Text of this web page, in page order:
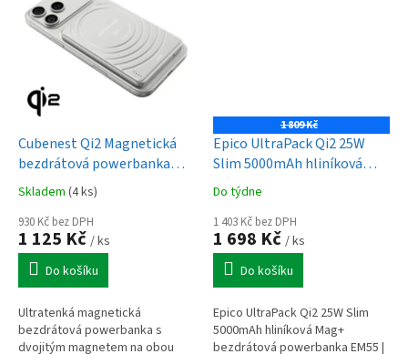
Cubenest Qi2 Magnetická
bezdrátová powerbanka
SlimDual 5000 mAh SQ1B3D
- stříbrná
Skladem (4 ks)
930 Kč bez DPH
1 125 Kč / ks
Do košíku
Ultratenká magnetická
bezdrátová powerbanka s
dvojitým magnetem na obou
1 809 Kč
Epico UltraPack Qi2 25W
Slim 5000mAh hliníková
Mag+ bezdrátová
powerbanka EM55 | stříbrná
| MagSafe kompatibilní
Do týdne
1 403 Kč bez DPH
1 698 Kč / ks
Do košíku
Epico UltraPack Qi2 25W Slim
5000mAh hliníková Mag+
bezdrátová powerbanka EM55 |